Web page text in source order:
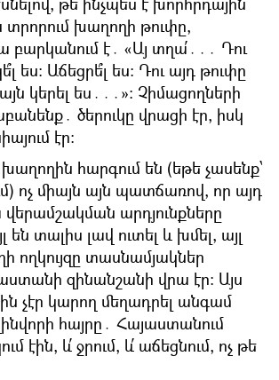
տրորում խաղողի թուփը,
է․ «Այ տղա՛․․․ Դու
ես։ Աճեցրե՞լ ես։ Դու այդ թուփը
կերել ես․․․»։ Չիմացողների
ծերուկը վրացի էր, իսկ
էր։
հարգում են (եթե չասենք՝
ոչ միայն այն պատճառով, որ այդ
արդյունքները
են տալիս լավ ուտել և խմել, այլ
ողկույզը տասնամյակներ
զինանշանի վրա էր։ Այս
չէր կարող մեղադրել անգամ
հայրը․ Հայաստանում
էին, և՛ ջրում, և՛ աճեցնում, ոչ թե